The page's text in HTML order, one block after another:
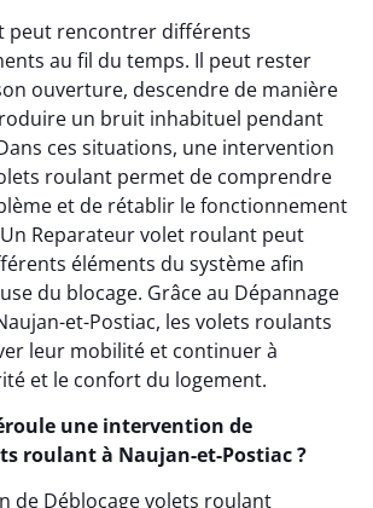
peut rencontrer différents
au fil du temps. Il peut rester
ouverture, descendre de manière
un bruit inhabituel pendant
ces situations, une intervention
roulant permet de comprendre
et de rétablir le fonctionnement
Reparateur volet roulant peut
éléments du système afin
du blocage. Grâce au Dépannage
et-Postiac, les volets roulants
leur mobilité et continuer à
et le confort du logement.
une intervention de
roulant à Naujan-et-Postiac ?
de Déblocage volets roulant